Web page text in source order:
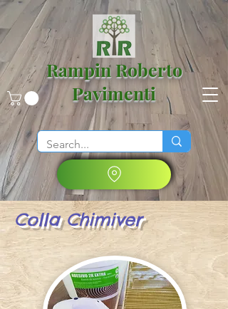
Rampin Roberto
Pavimenti
Colla Chimiver